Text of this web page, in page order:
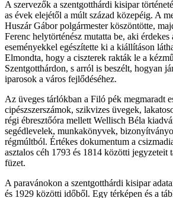
A szervezők a szentgotthárdi kisipar
as évek elejétől a múlt század közepéig. A
Huszár Gábor polgármester köszöntötte,
Ferenc helytörténész mutatta be, aki érdekes
eseményekkel egészítette ki a kiállításon
Elmondta, hogy a ciszterek rakták le a
Szentgotthárdon, s arról is beszélt, hogyan
iparosok a város fejlődéséhez.
Az üveges tárlókban a Filó pék megmaradt
cipészszerszámok, szikvizes üvegek,
régi ébresztőóra mellett Wellisch Béla
segédlevelek, munkakönyvek,
régmúltból. Értékes dokumentum a
asztalos céh 1793 és 1814 közötti jegyzeteit
füzet.
A paravánokon a szentgotthárdi kisipar
és 1929 közötti időből. Egy térképen és a